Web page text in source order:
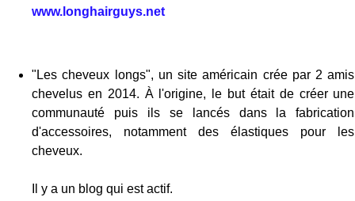
www.longhairguys.net
"Les cheveux longs", un site américain crée par 2 amis
chevelus en 2014. À l'origine, le but était de créer une
communauté puis ils se lancés dans la fabrication
d'accessoires, notamment des élastiques pour les
cheveux.
Il y a un blog qui est actif.